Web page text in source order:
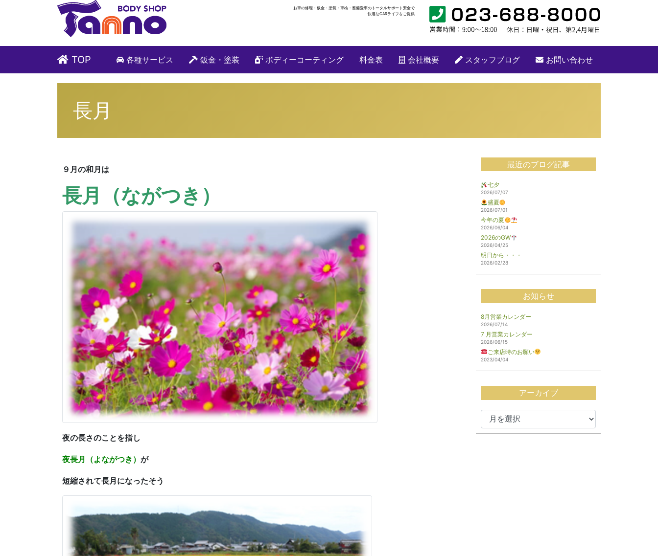
お車の修理・板金・塗装・車検・整備愛車のトータルサポート安全で
快適なCARライフをご提供
TOP 各種サービス 鈑金・塗装 ボディーコーティング 料金表 会社概要 スタッフブログ お問い合わせ
長月
９月の和月は
長月（ながつき）
夜の長さのことを指し
夜長月（よながつき） が
短縮されて長月になったそう
最近のブログ記事
七夕
2026/07/07
盛夏
2026/07/01
今年の夏
2026/06/04
2026のGW
2026/04/25
明日から・・・
2026/02/28
お知らせ
8月営業カレンダー
2026/07/14
7 月営業カレンダー
2026/06/15
ご来店時のお願い
2023/04/04
アーカイブ